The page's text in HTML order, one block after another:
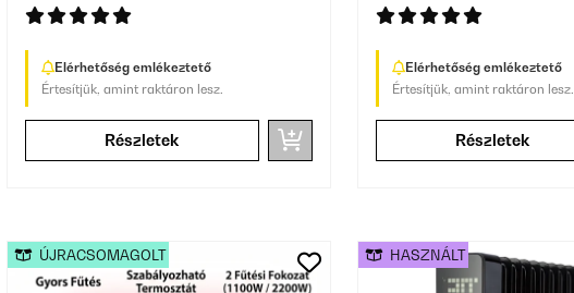
Elérhetőség emlékeztető
Értesítjük, amint raktáron lesz.
Részletek
Elérhetőség emlékeztető
Értesítjük, amint raktáron lesz.
Részletek
ÚJRACSOMAGOLT HASZNÁLT